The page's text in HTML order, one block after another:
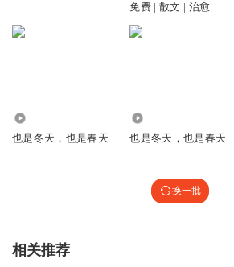
免费 | 散文 | 治愈
也是冬天，也是春天 也是冬天，也是春天
换一批
相关推荐